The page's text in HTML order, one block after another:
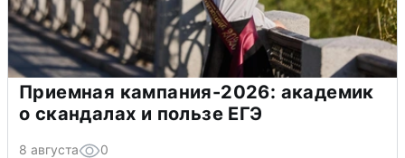
Приемная кампания-2026: академик
о скандалах и пользе ЕГЭ
8 августа 0